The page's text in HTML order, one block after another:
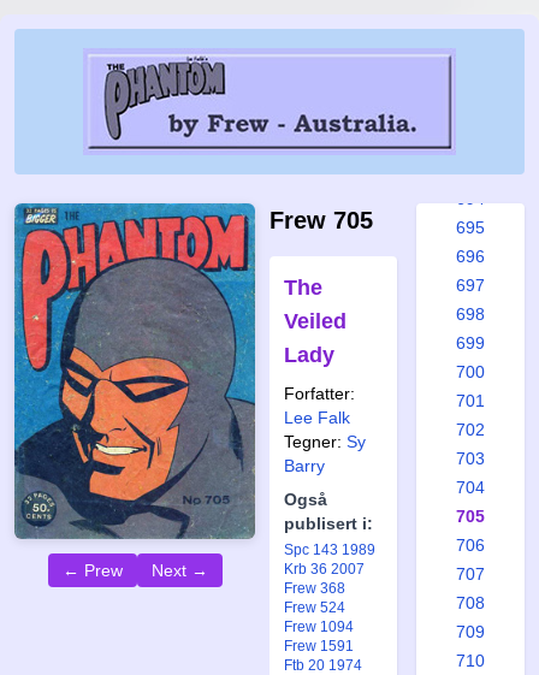
← Prew Next →
Frew 705
The
Veiled
Lady
Forfatter:
Lee Falk
Tegner: Sy
Barry
Også
publisert i:
Spc 143 1989
Krb 36 2007
Frew 368
Frew 524
Frew 1094
Frew 1591
Ftb 20 1974
688
695
696
697
698
699
700
701
702
703
704
705
706
707
708
709
710